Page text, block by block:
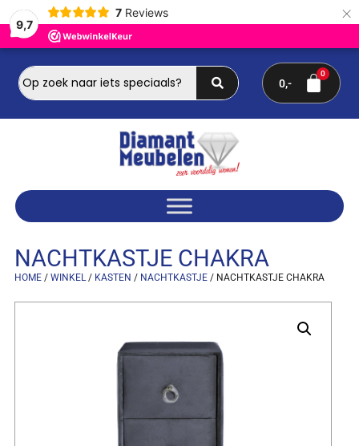
9,7
7 Reviews ×
0
NACHTKASTJE CHAKRA
HOME/ WINKEL/ KASTEN / NACHTKASTJE/ NACHTKASTJE CHAKRA